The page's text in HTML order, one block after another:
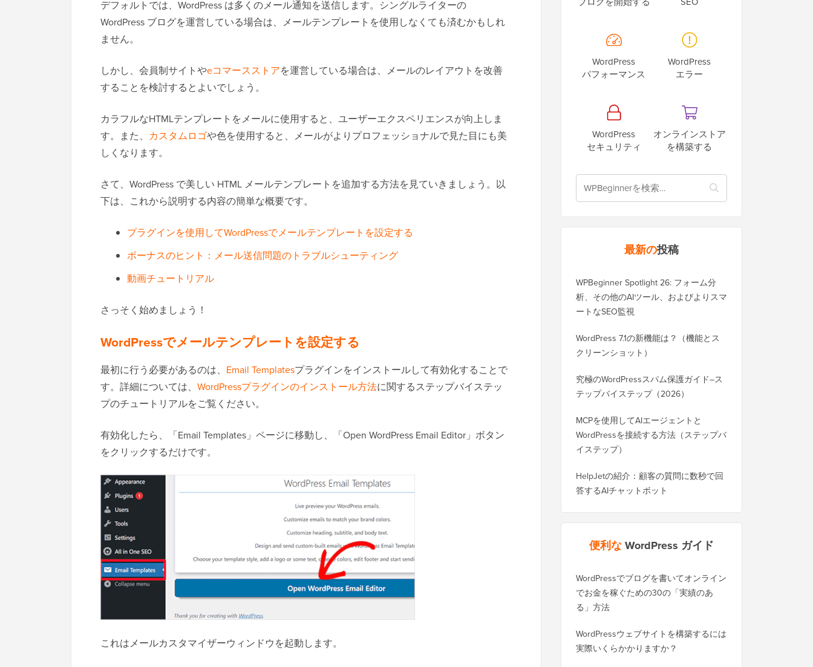
デフォルトでは、WordPress は多くのメール通知を送信します。シングルライターの
WordPress ブログを運営している場合は、メールテンプレートを使用しなくても済むかもしれ
ません。
しかし、会員制サイトやeコマースストアを運営している場合は、メールのレイアウトを改善
することを検討するとよいでしょう。
カラフルなHTMLテンプレートをメールに使用すると、ユーザーエクスペリエンスが向上しま
す。また、 カスタムロゴや色を使用すると、メールがよりプロフェッショナルで見た目にも美
しくなります。
さて、WordPress で美しい HTML メールテンプレートを追加する方法を見ていきましょう。以
下は、これから説明する内容の簡単な概要です。
プラグインを使用してWordPressでメールテンプレートを設定する
ボーナスのヒント：メール送信問題のトラブルシューティング
動画チュートリアル
さっそく始めましょう！
WordPressでメールテンプレートを設定する
最初に行う必要があるのは、 Email Templatesプラグインをインストールして有効化することで
す。詳細については、 WordPressプラグインのインストール方法に関するステップバイステッ
プのチュートリアルをご覧ください。
有効化したら、「Email Templates」ページに移動し、「Open WordPress Email Editor」ボタン
をクリックするだけです。
これはメールカスタマイザーウィンドウを起動します。
WordPress
パフォーマンス
WordPress
エラー
WordPress
セキュリティ
オンラインストア
を構築する
最新の投稿
WPBeginner Spotlight 26: フォーム分
析、その他のAIツール、およびよりスマ
ートなSEO監視
WordPress 7.1の新機能は？（機能とス
クリーンショット）
究極のWordPressスパム保護ガイド–ス
テップバイステップ（2026）
MCPを使用してAIエージェントと
WordPressを接続する方法（ステップバ
イステップ）
HelpJetの紹介：顧客の質問に数秒で回
答するAIチャットボット
便利なWordPress ガイド
WordPressでブログを書いてオンライン
でお金を稼ぐための30の「実績のあ
る」方法
WordPressウェブサイトを構築するには
実際いくらかかりますか？